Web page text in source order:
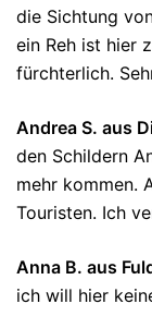
die Sichtung
ein Reh ist hier
fürchterlich.
Andrea S. aus
den Schildern
mehr kommen.
Touristen. Ich
Anna B. aus
ich will hier